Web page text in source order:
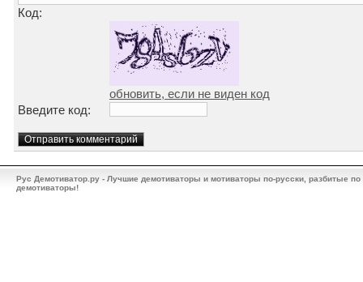
Код:
обновить, если не виден код
Введите код:
Рус Демотиватор.ру - Лучшие демотиваторы и мотиваторы по-русски, разбитые
демотиваторы!